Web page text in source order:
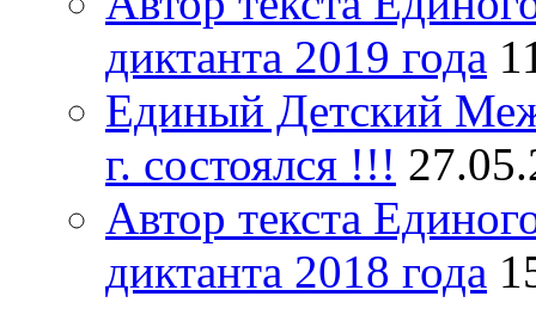
диктанта 2019 года
Единый Детский
г. состоялся !!!
Автор текста
диктанта 2018 года